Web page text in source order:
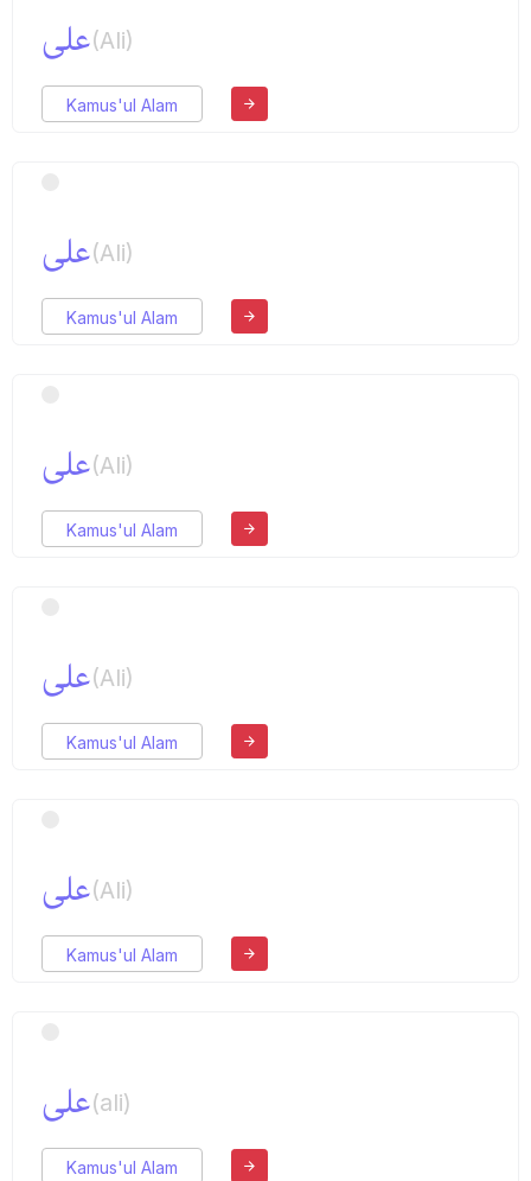
علی(Ali)
Kamus'ul Alam
علی(Ali)
Kamus'ul Alam
علی(Ali)
Kamus'ul Alam
علی(Ali)
Kamus'ul Alam
علی(Ali)
Kamus'ul Alam
علی(ali)
Kamus'ul Alam